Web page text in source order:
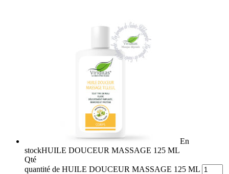
En
stockHUILE DOUCEUR MASSAGE 125 ML
Qté
quantité de HUILE DOUCEUR MASSAGE 125 ML